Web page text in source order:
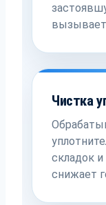
вызывает
Чистка
складок и
снижает